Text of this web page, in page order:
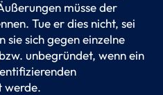
müsse der
Tue er dies nicht, sei
sie sich gegen einzelne
unbegründet, wenn ein
werde.